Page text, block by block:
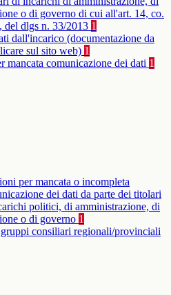
o di governo di cui all'art. 14, co.
del dlgs n. 33/2013 1
dall'incarico (documentazione da
sul sito web) 1
mancata comunicazione dei dati 1
per mancata o incompleta
dei dati da parte dei titolari
politici, di amministrazione, di
o di governo 1
consiliari regionali/provinciali